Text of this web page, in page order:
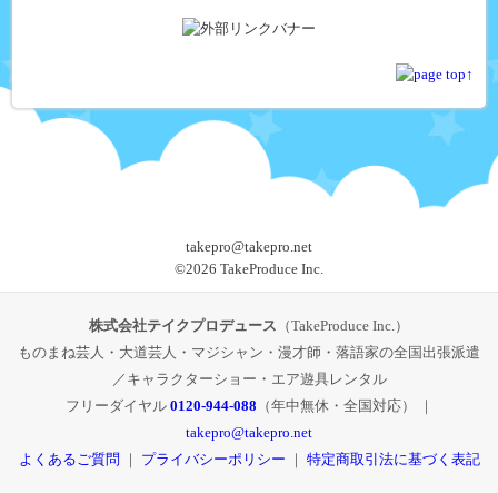
takepro@takepro.net
©2026 TakeProduce Inc.
株式会社テイクプロデュース （TakeProduce Inc.）
ものまね芸人・大道芸人・マジシャン・漫才師・落語家の全国出張派遣
／キャラクターショー・エア遊具レンタル
フリーダイヤル 0120-944-088 （年中無休・全国対応） ｜
takepro@takepro.net
よくあるご質問 ｜ プライバシーポリシー ｜ 特定商取引法に基づく表記